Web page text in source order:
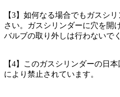
【3】如何なる場合でもガスシ
さい。ガスシリンダーに穴を開
バルブの取り外しは行わないで
【4】このガスシリンダーの日
により禁止されています。